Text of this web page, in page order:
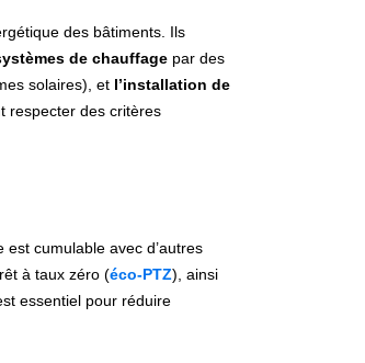
des bâtiments. Ils
de chauffagepar des
solaires), et l’installation de
respecter des critères
est cumulable avec d’autres
à taux zéro (éco-PTZ), ainsi
essentiel pour réduire